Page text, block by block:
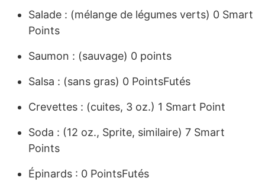
Salade : (mélange de légumes verts) 0 Smart
Points
Saumon : (sauvage) 0 points
Salsa : (sans gras) 0 PointsFutés
Crevettes : (cuites, 3 oz.) 1 Smart Point
Soda : (12 oz., Sprite, similaire) 7 Smart
Points
Épinards : 0 PointsFutés